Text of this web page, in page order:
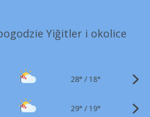
Yiğitler i okolice
28° / 18°
29° / 19°